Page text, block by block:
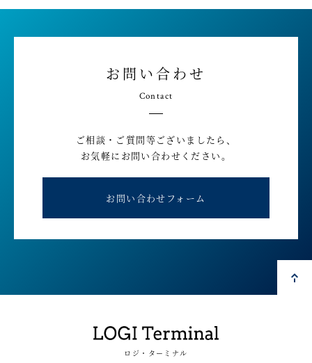
お問い合わせ
Contact
ご相談・ご質問等ございましたら、
お気軽にお問い合わせください。
お問い合わせフォーム
ロジ・ターミナル